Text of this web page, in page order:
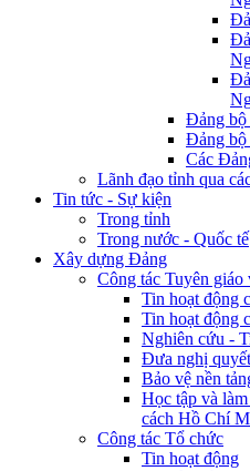
Đảng bộ
Đảng bộ
Các
Lãnh đạo tỉnh qua
Tin tức - Sự kiện
Trong tỉnh
Trong nước - Quốc tế
Xây dựng Đảng
Công tác Tuyên giáo
Tin hoạt động
Tin hoạt động
Nghiên cứu -
Đưa nghị
Bảo vệ nền
Học tập và
cách Hồ Chí
Công tác Tổ chức
Tin hoạt động